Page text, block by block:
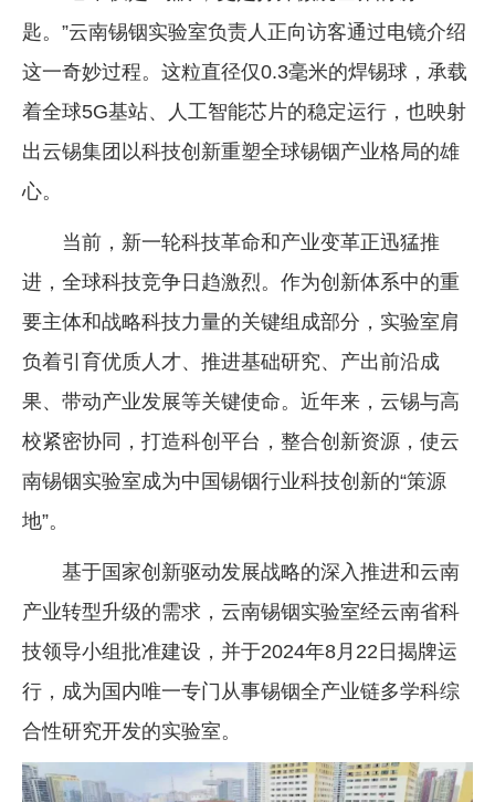
企业文化
《资源再生》杂志
行情报价
匙。”云南锡铟实验室负责人正向访客通过电镜介绍
这一奇妙过程。这粒直径仅0.3毫米的焊锡球，承载
着全球5G基站、人工智能芯片的稳定运行，也映射
出云锡集团以科技创新重塑全球锡铟产业格局的雄
心。
当前，新一轮科技革命和产业变革正迅猛推
进，全球科技竞争日趋激烈。作为创新体系中的重
要主体和战略科技力量的关键组成部分，实验室肩
负着引育优质人才、推进基础研究、产出前沿成
果、带动产业发展等关键使命。近年来，云锡与高
校紧密协同，打造科创平台，整合创新资源，使云
南锡铟实验室成为中国锡铟行业科技创新的“策源
地”。
基于国家创新驱动发展战略的深入推进和云南
产业转型升级的需求，云南锡铟实验室经云南省科
技领导小组批准建设，并于2024年8月22日揭牌运
行，成为国内唯一专门从事锡铟全产业链多学科综
合性研究开发的实验室。